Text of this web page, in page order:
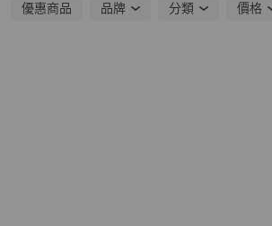
優惠商品 品牌 分類 價格